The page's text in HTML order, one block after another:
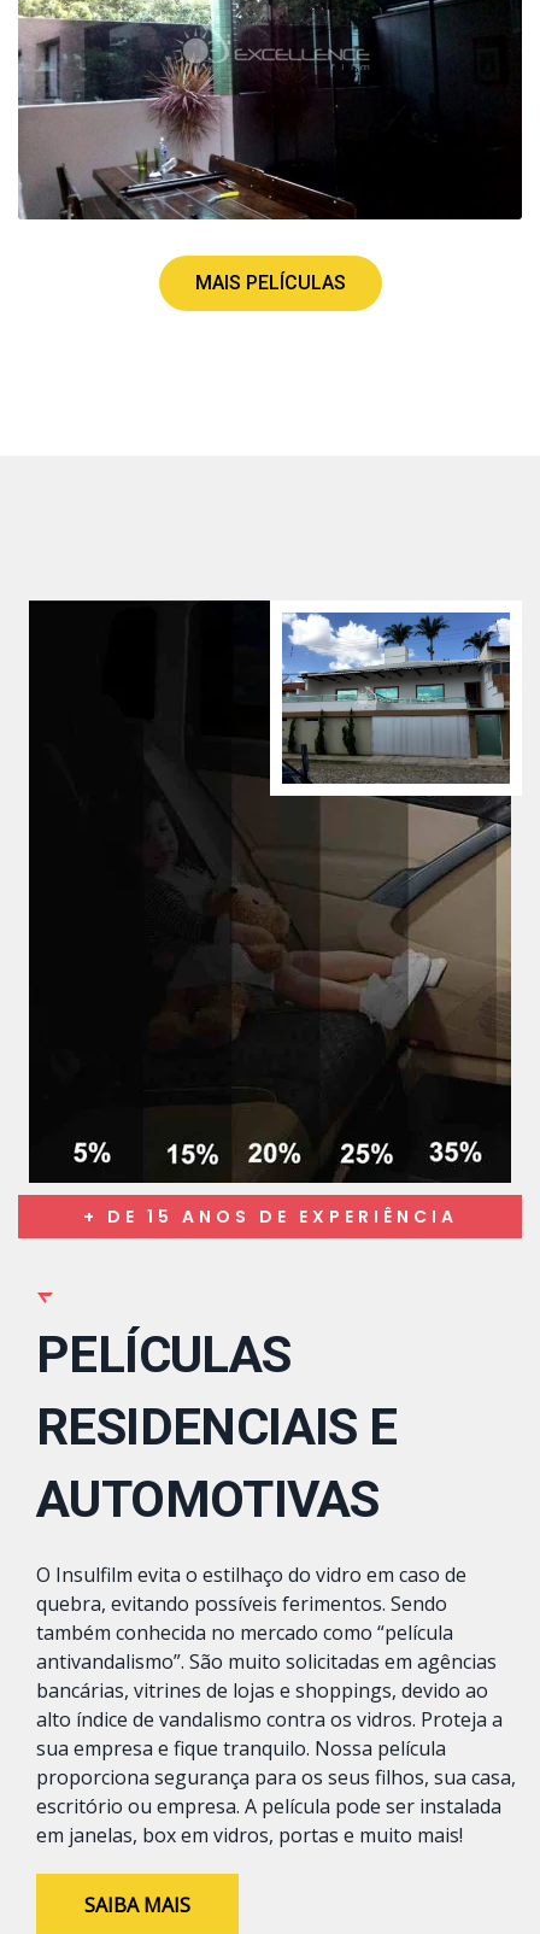
MAIS PELÍCULAS
+ DE 15 ANOS DE EXPERIÊNCIA
PELÍCULAS
RESIDENCIAIS E
AUTOMOTIVAS
O Insulfilm evita o estilhaço do vidro em caso de
quebra, evitando possíveis ferimentos. Sendo
também conhecida no mercado como “película
antivandalismo”. São muito solicitadas em agências
bancárias, vitrines de lojas e shoppings, devido ao
alto índice de vandalismo contra os vidros. Proteja a
sua empresa e fique tranquilo. Nossa película
proporciona segurança para os seus filhos, sua casa,
escritório ou empresa. A película pode ser instalada
em janelas, box em vidros, portas e muito mais!
SAIBA MAIS